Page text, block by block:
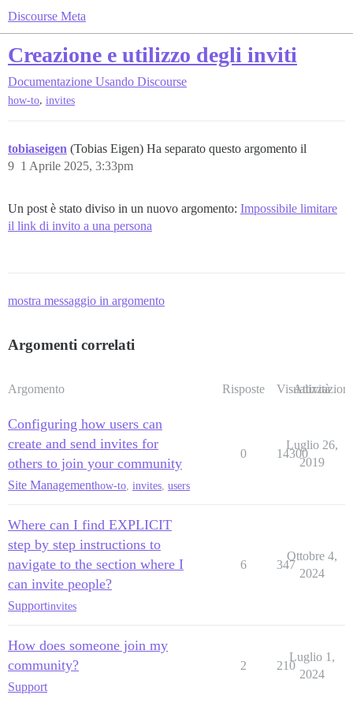
Discourse Meta
Creazione e utilizzo degli inviti
Documentazione Usando Discourse
how-to, invites
tobiaseigen (Tobias Eigen) Ha separato questo argomento il
1 Aprile 2025, 3:33pm
9
Un post è stato diviso in un nuovo argomento: Impossibile limitare
il link di invito a una persona
mostra messaggio in argomento
Argomenti correlati
Argomento Risposte Visualizzazioni
Attività
Configuring how users can
create and send invites for
others to join your community
Site Managementhow-to invites users
0 14300
Luglio 26,
2019
Where can I find EXPLICIT
step by step instructions to
navigate to the section where I
can invite people?
Supportinvites
6 347
Ottobre 4,
2024
How does someone join my
community?
Support
2 210
Luglio 1,
2024